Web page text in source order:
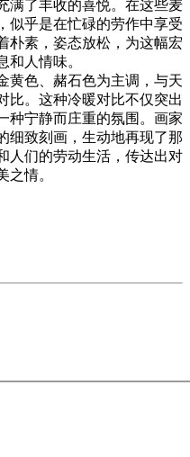
满了丰收的喜悦。在这些麦
似乎是在忙碌的劳作中享受
朴素，姿态放松，为这幅宏
和人情味。
黄色、赭石色为主调，与天
比。这种冷暖对比不仅突出
种宁静而庄重的氛围。画家
细致刻画，生动地再现了那
人们的劳动生活，传达出对
之情。